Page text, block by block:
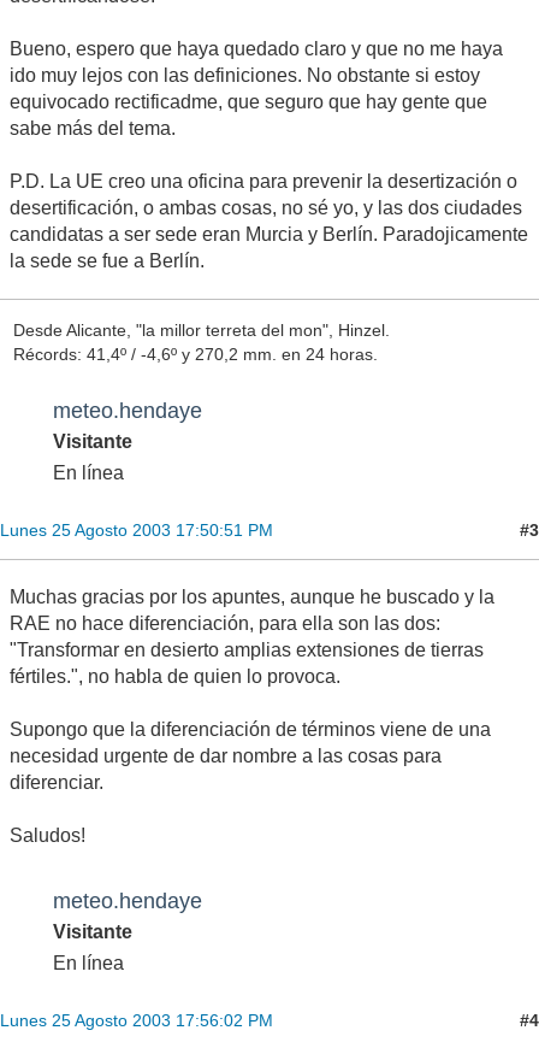
Bueno, espero que haya quedado claro y que no me haya
ido muy lejos con las definiciones. No obstante si estoy
equivocado rectificadme, que seguro que hay gente que
sabe más del tema.
P.D. La UE creo una oficina para prevenir la desertización o
desertificación, o ambas cosas, no sé yo, y las dos ciudades
candidatas a ser sede eran Murcia y Berlín. Paradojicamente
la sede se fue a Berlín.
Desde Alicante, "la millor terreta del mon", Hinzel.
Récords: 41,4º / -4,6º y 270,2 mm. en 24 horas.
meteo.hendaye
Visitante
En línea
Lunes 25 Agosto 2003 17:50:51 PM #3
Muchas gracias por los apuntes, aunque he buscado y la
RAE no hace diferenciación, para ella son las dos:
"Transformar en desierto amplias extensiones de tierras
fértiles.", no habla de quien lo provoca.
Supongo que la diferenciación de términos viene de una
necesidad urgente de dar nombre a las cosas para
diferenciar.
Saludos!
meteo.hendaye
Visitante
En línea
Lunes 25 Agosto 2003 17:56:02 PM #4